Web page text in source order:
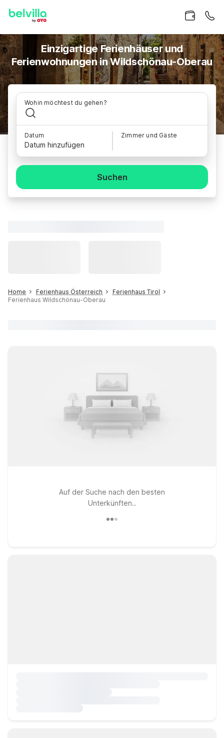
Einzigartige Ferienhäuser und
Ferienwohnungen in Wildschönau-Oberau
Wohin möchtest du gehen?
Datum
Datum hinzufügen
Zimmer und Gäste
Suchen
Home Ferienhaus Österreich
Ferienhaus Tirol
Ferienhaus Wildschönau-Oberau
Auf der Suche nach den besten
Unterkünften..